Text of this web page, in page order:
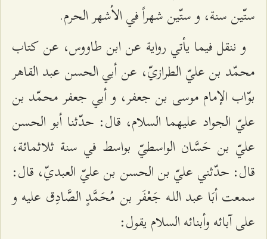
ستّين سنة، و ستّين شهراً في الأشهر الحرم.
و ننقل فيما يأتي رواية عن ابن طاووس، عن كتاب
محمّد بن عليّ الطرازيّ، عن أبي الحسن عبد القاهر
بوّاب الإمام موسى بن جعفر، و أبي جعفر محمّد بن
عليّ الجواد عليهما السلام، قال: حدّثنا أبو الحسن
عليّ بن حَسَّان الواسطيّ بواسط في سنة ثلاثمائة،
قال: حدّثني عليّ بن الحسن بن عليّ العبديّ، قال:
سمعت أبَا عبد اللـه جَعْفَر بن مُحَمَّدٍ الصَّادِق عليه و
على آبائه وأبنائه السلام يقول: